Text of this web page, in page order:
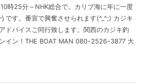
時25分～NHK総合で。カリブ海に年に一度
です。番宣で興奮させられます(^_^;) カジキ
ドバイスご同行致します。関西のカジキ釣
イン！THE BOAT MAN 080ｰ2526ｰ3877 大